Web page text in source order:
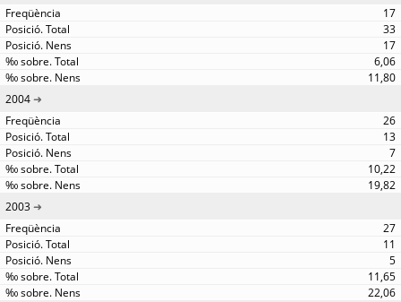
17
33
17
6,06
11,80
2004
26
13
7
10,22
19,82
2003
27
11
5
11,65
22,06